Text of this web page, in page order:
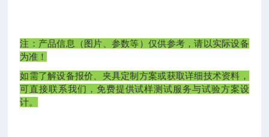
注：产品信息（图片、参数等）仅供参考，请以实际设备
为准！
如需了解设备报价、夹具定制方案或获取详细技术资料，
可直接联系我们，免费提供试样测试服务与试验方案设
计。